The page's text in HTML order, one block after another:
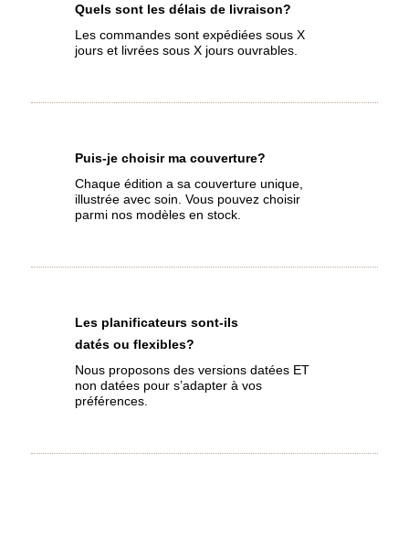
Quels sont les délais de livraison?
Les commandes sont expédiées sous X
jours et livrées sous X jours ouvrables.
Puis-je choisir ma couverture?
Chaque édition a sa couverture unique,
illustrée avec soin. Vous pouvez choisir
parmi nos modèles en stock.
Les planificateurs sont-ils
datés ou flexibles?
Nous proposons des versions datées ET
non datées pour s’adapter à vos
préférences.